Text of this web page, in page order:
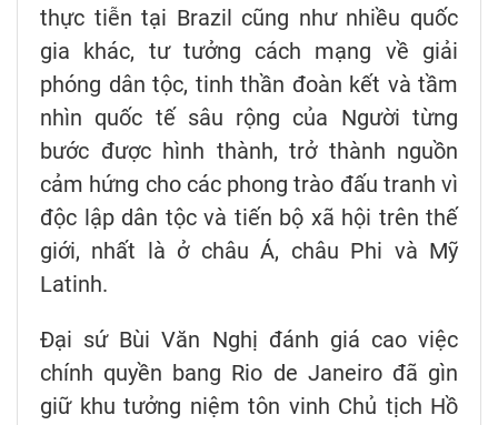
thực tiễn tại Brazil cũng như nhiều quốc
gia khác, tư tưởng cách mạng về giải
phóng dân tộc, tinh thần đoàn kết và tầm
nhìn quốc tế sâu rộng của Người từng
bước được hình thành, trở thành nguồn
cảm hứng cho các phong trào đấu tranh vì
độc lập dân tộc và tiến bộ xã hội trên thế
giới, nhất là ở châu Á, châu Phi và Mỹ
Latinh.
Đại sứ Bùi Văn Nghị đánh giá cao việc
chính quyền bang Rio de Janeiro đã gìn
giữ khu tưởng niệm tôn vinh Chủ tịch Hồ